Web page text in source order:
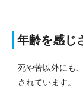
年齢を感じ
死や苦以外にも
されています。